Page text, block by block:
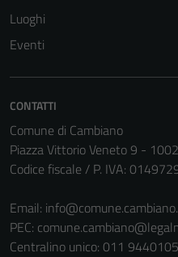
Luoghi
Eventi
CONTATTI
Comune di Cambiano
Piazza Vittorio Veneto 9 -
Codice fiscale / P. IVA:
Email:
PEC:
Centralino unico: 011 9440105